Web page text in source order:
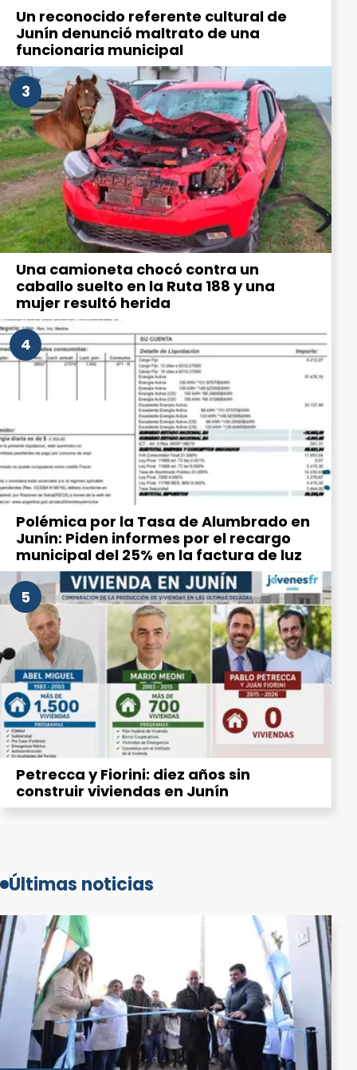
Un reconocido referente cultural de
Junín denunció maltrato de una
funcionaria municipal
3
Una camioneta chocó contra un
caballo suelto en la Ruta 188 y una
mujer resultó herida
4
Polémica por la Tasa de Alumbrado en
Junín: Piden informes por el recargo
municipal del 25% en la factura de luz
5
Petrecca y Fiorini: diez años sin
construir viviendas en Junín
Últimas noticias